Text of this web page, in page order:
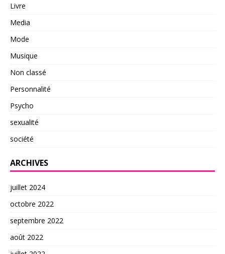
Livre
Media
Mode
Musique
Non classé
Personnalité
Psycho
sexualité
société
ARCHIVES
juillet 2024
octobre 2022
septembre 2022
août 2022